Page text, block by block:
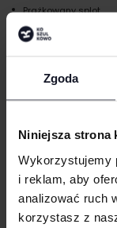
Zgoda
Niniejsza strona
Wykorzystujemy
i reklam, aby
analizować ruch
korzystasz z
Prążkowany splot
Jednowarstwowa
Konstrukcja z
GRAMATURA I SKŁAD
TECHNIKI ZDOBIENIA
Haft komputerowy
Haft komputerowy
W:
WGRAJ GRAFIKĘ
UWAGI